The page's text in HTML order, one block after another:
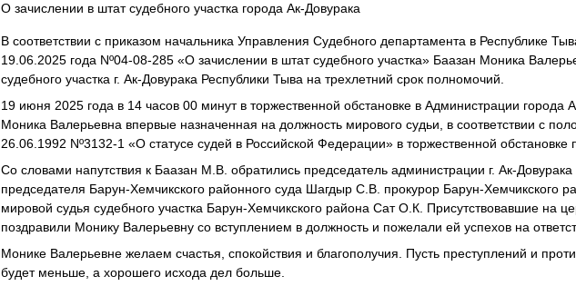
О зачислении в штат судебного участка города Ак-Довурака
В соответствии с приказом начальника Управления Судебного департамента в Республике
19.06.2025 года Nº04-08-285 «О зачислении в штат судебного участка» Баазан Моника
судебного участка г. Ак-Довурака Республики Тыва на трехлетний срок полномочий.
19 июня 2025 года в 14 часов 00 минут в торжественной обстановке в Администрации города
Моника Валерьевна впервые назначенная на должность мирового судьи, в соответствии с
26.06.1992 Nº3132-1 «О статусе судей в Российской Федерации» в торжественной обстановке
Со словами напутствия к Баазан М.В. обратились председатель администрации г. Ак-
председателя Барун-Хемчикского районного суда Шагдыр С.В. прокурор Барун-Хемчикского
мировой судья судебного участка Барун-Хемчикского района Сат О.К. Присутствовавшие на
поздравили Монику Валерьевну со вступлением в должность и пожелали ей успехов на
Монике Валерьевне желаем счастья, спокойствия и благополучия. Пусть преступлений и
будет меньше, а хорошего исхода дел больше.